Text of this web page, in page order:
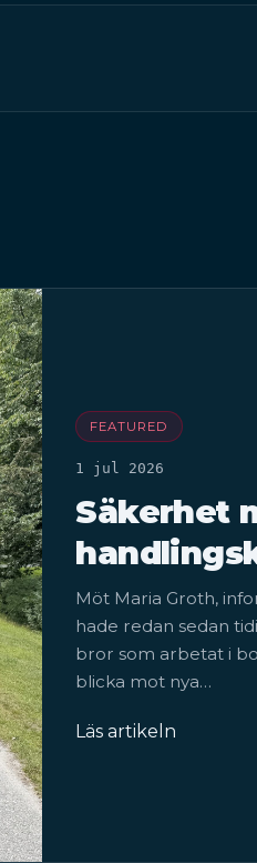
FEATURED
1 jul 2026
Säkerhet
Möt Maria Groth,
hade redan sedan
bror som arbetat i
blicka mot nya…
Läs artikeln